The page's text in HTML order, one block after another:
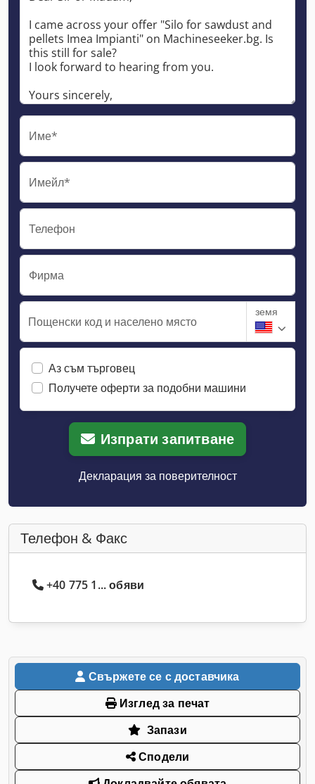
Име*
Имейл*
Телефон
Фирма
Пощенски код и населено място
земя
Аз съм търговец
Получете оферти за подобни машини
Изпрати запитване
Декларация за поверителност
Телефон & Факс
+40 775 1... обяви
Свържете се с доставчика
Изглед за печат
Запази
Сподели